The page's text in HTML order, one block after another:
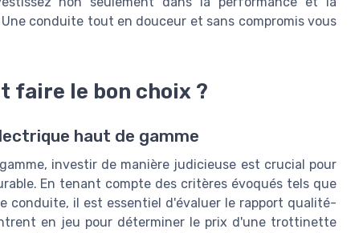
conduite tout en douceur et sans compromis vous
faire le bon choix ?
haut de gamme
investir de manière judicieuse est crucial pour
En tenant compte des critères évoqués tels que
il est essentiel d'évaluer le rapport qualité-
en jeu pour déterminer le prix d'une trottinette